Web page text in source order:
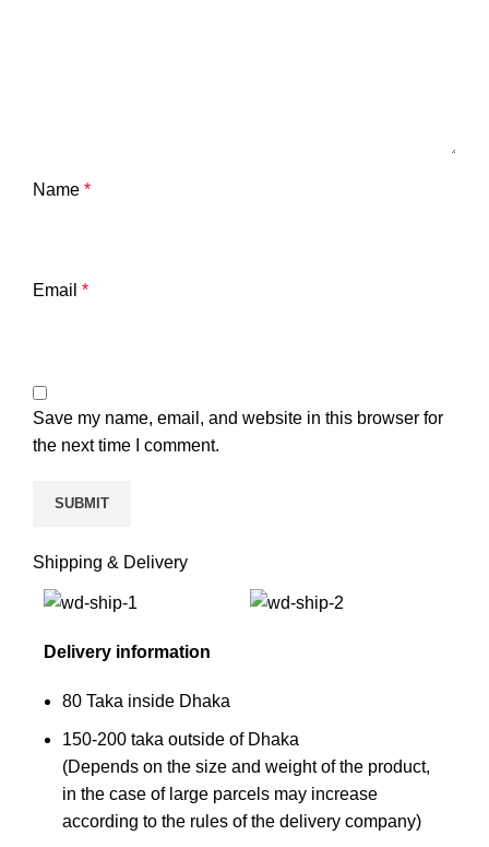
Name *
Email *
Save my name, email, and website in this browser for
the next time I comment.
Shipping & Delivery
Delivery information
80 Taka inside Dhaka
150-200 taka outside of Dhaka
(Depends on the size and weight of the product,
in the case of large parcels may increase
according to the rules of the delivery company)